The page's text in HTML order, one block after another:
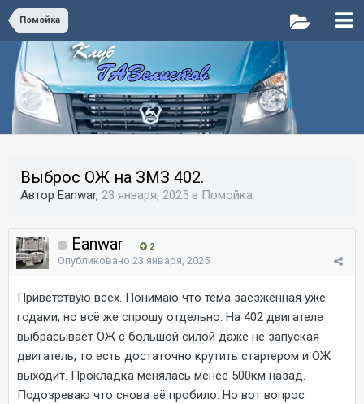
Помойка
Выброс ОЖ на ЗМЗ 402.
Автор Eanwar, 23 января, 2025 в Помойка
Eanwar 2
Опубликовано 23 января, 2025
Приветствую всех. Понимаю что тема заезженная уже
годами, но всё же спрошу отдельно. На 402 двигателе
выбрасывает ОЖ с большой силой даже не запуская
двигатель, то есть достаточно крутить стартером и ОЖ
выходит. Прокладка менялась менее 500км назад.
Подозреваю что снова её пробило. Но вот вопрос